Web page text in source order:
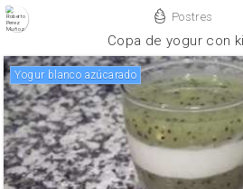
Postres
Copa de yogur con
Yogur blanco azúcarado